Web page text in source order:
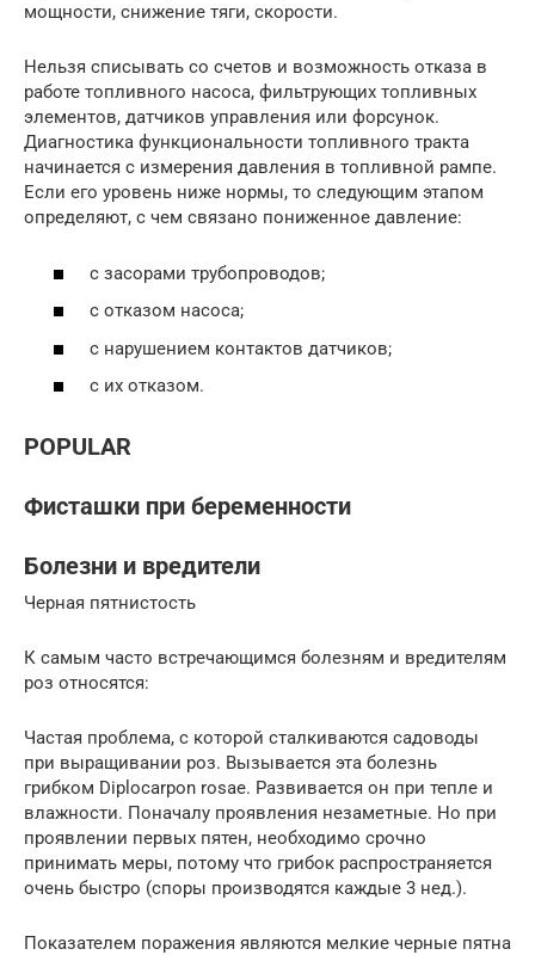
мощности, снижение тяги, скорости.
Нельзя списывать со счетов и возможность отказа в
работе топливного насоса, фильтрующих топливных
элементов, датчиков управления или форсунок.
Диагностика функциональности топливного тракта
начинается с измерения давления в топливной рампе.
Если его уровень ниже нормы, то следующим этапом
определяют, с чем связано пониженное давление:
с засорами трубопроводов;
с отказом насоса;
с нарушением контактов датчиков;
с их отказом.
POPULAR
Фисташки при беременности
Болезни и вредители
Черная пятнистость
К самым часто встречающимся болезням и вредителям
роз относятся:
Частая проблема, с которой сталкиваются садоводы
при выращивании роз. Вызывается эта болезнь
грибком Diplocarpon rosae. Развивается он при тепле и
влажности. Поначалу проявления незаметные. Но при
проявлении первых пятен, необходимо срочно
принимать меры, потому что грибок распространяется
очень быстро (споры производятся каждые 3 нед.).
Показателем поражения являются мелкие черные пятна